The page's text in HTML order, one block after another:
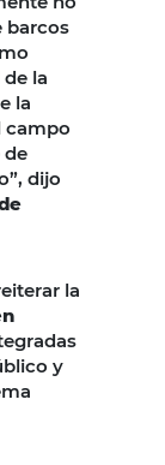
barcos
la
la
campo
de
dijo
la
y